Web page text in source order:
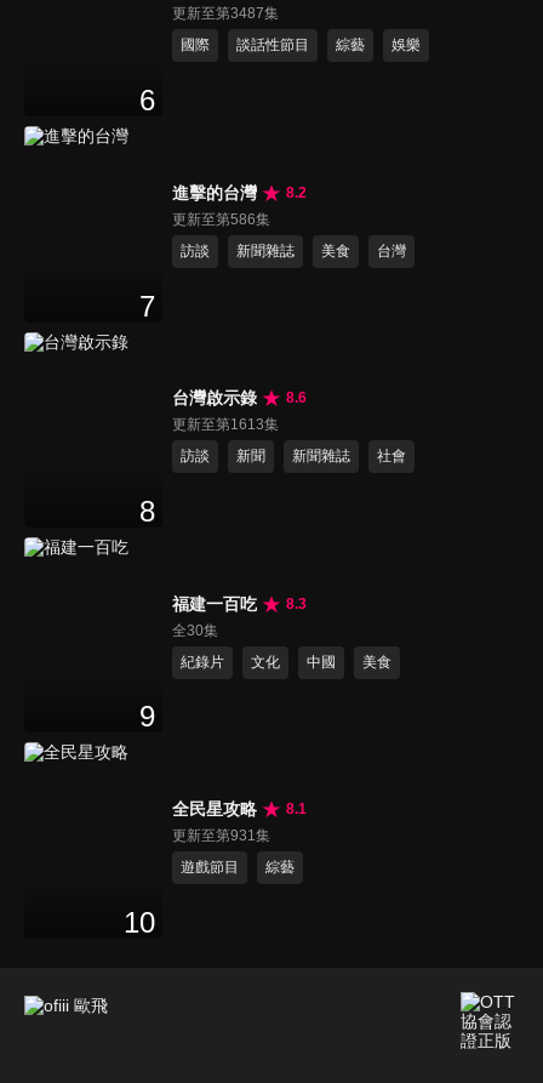
6
更新至第3487集
國際
談話性節目 綜藝 娛樂
7
進擊的台灣
8.2
更新至第586集
訪談
新聞雜誌 美食 台灣
8
台灣啟示錄
8.6
更新至第1613集
訪談
新聞 新聞雜誌 社會
9
福建一百吃
8.3
全30集
紀錄片
文化 中國 美食
10
全民星攻略
8.1
更新至第931集
遊戲節目
綜藝